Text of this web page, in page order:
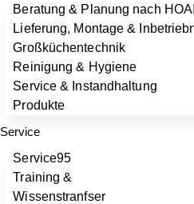
Beratung & Planung nach HOAI
Lieferung, Montage &
Großküchentechnik
Reinigung & Hygiene
Service & Instandhaltung
Produkte
Service
Service95
Training &
Wissenstranfser